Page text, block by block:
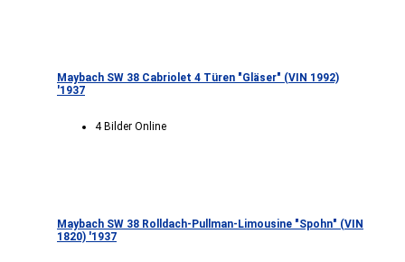
Maybach SW 38 Cabriolet 4 Türen "Gläser" (VIN 1992)
'1937
4 Bilder Online
Maybach SW 38 Rolldach-Pullman-Limousine "Spohn" (VIN
1820) '1937